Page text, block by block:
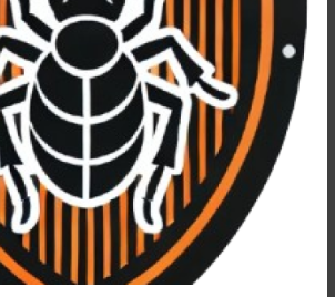
للصراصير
مع
أركان
01091560420